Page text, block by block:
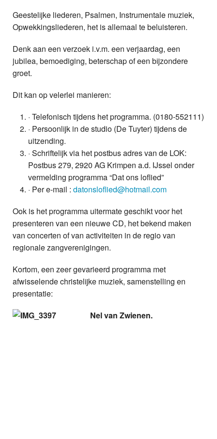
Geestelijke liederen, Psalmen, Instrumentale muziek,
Opwekkingsliederen, het is allemaal te beluisteren.
Denk aan een verzoek i.v.m. een verjaardag, een
jubilea, bemoediging, beterschap of een bijzondere
groet.
Dit kan op velerlei manieren:
· Telefonisch tijdens het programma. (0180-552111)
· Persoonlijk in de studio (De Tuyter) tijdens de
uitzending.
· Schriftelijk via het postbus adres van de LOK:
Postbus 279, 2920 AG Krimpen a.d. IJssel onder
vermelding programma “Dat ons loflied”
· Per e-mail :datonsloflied@hotmail.com
Ook is het programma uitermate geschikt voor het
presenteren van een nieuwe CD, het bekend maken
van concerten of van activiteiten in de regio van
regionale zangverenigingen.
Kortom, een zeer gevarieerd programma met
afwisselende christelijke muziek, samenstelling en
presentatie:
Nel van Zwienen.